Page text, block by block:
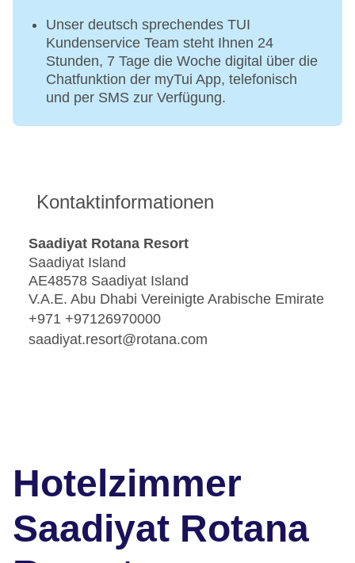
Unser deutsch sprechendes TUI
Kundenservice Team steht Ihnen 24
Stunden, 7 Tage die Woche digital über die
Chatfunktion der myTui App, telefonisch
und per SMS zur Verfügung.
Kontaktinformationen
Saadiyat Rotana Resort
Saadiyat Island
AE48578 Saadiyat Island
V.A.E. Abu Dhabi Vereinigte Arabische Emirate
+971 +97126970000
saadiyat.resort@rotana.com
Hotelzimmer
Saadiyat Rotana